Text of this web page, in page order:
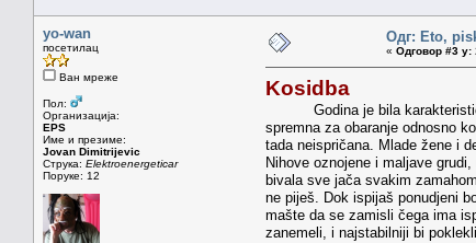
yo-wan
посетилац
Ван мреже
Пол:
Организација:
EPS
Име и презиме:
Jovan Dimitrijevic
Струка: Elektroenergeticar
Поруке: 12
Одг: Eto,
« Одговор #3 у:
Kosidba
Godina je bila karakteristična
spremna za obaranje odnosno
tada neispričana. Mlade žene i
Nihove oznojene i maljave
bivala sve jača svakim
ne piješ. Dok ispijaš ponudjeni
mašte da se zamisli čega ima
zanemeli, i najstabilniji bi